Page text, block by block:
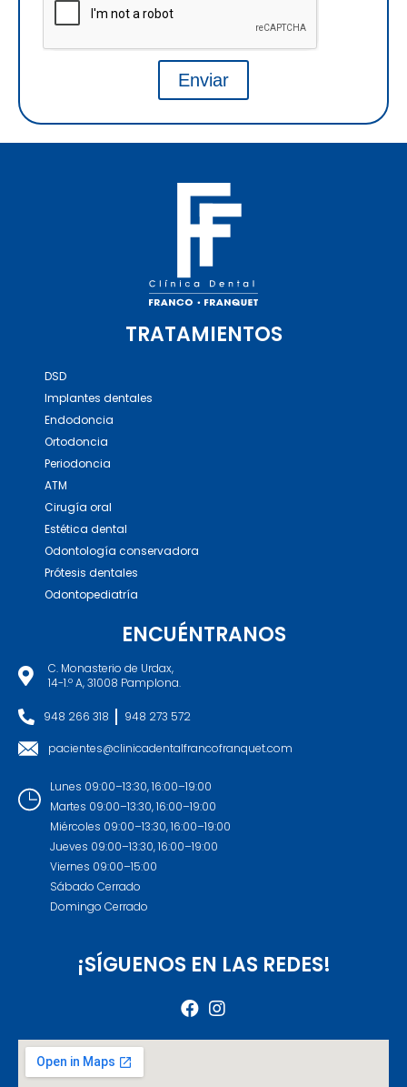
Enviar
TRATAMIENTOS
DSD
Implantes dentales
Endodoncia
Ortodoncia
Periodoncia
ATM
Cirugía oral
Estética dental
Odontología conservadora
Prótesis dentales
Odontopediatría
ENCUÉNTRANOS
C. Monasterio de Urdax,
14-1.º A, 31008 Pamplona.
948 266 318 948 273 572
pacientes@clinicadentalfrancofranquet.com
Lunes 09:00–13:30, 16:00–19:00
Martes 09:00–13:30, 16:00–19:00
Miércoles 09:00–13:30, 16:00–19:00
Jueves 09:00–13:30, 16:00–19:00
Viernes 09:00–15:00
Sábado Cerrado
Domingo Cerrado
¡SÍGUENOS EN LAS REDES!